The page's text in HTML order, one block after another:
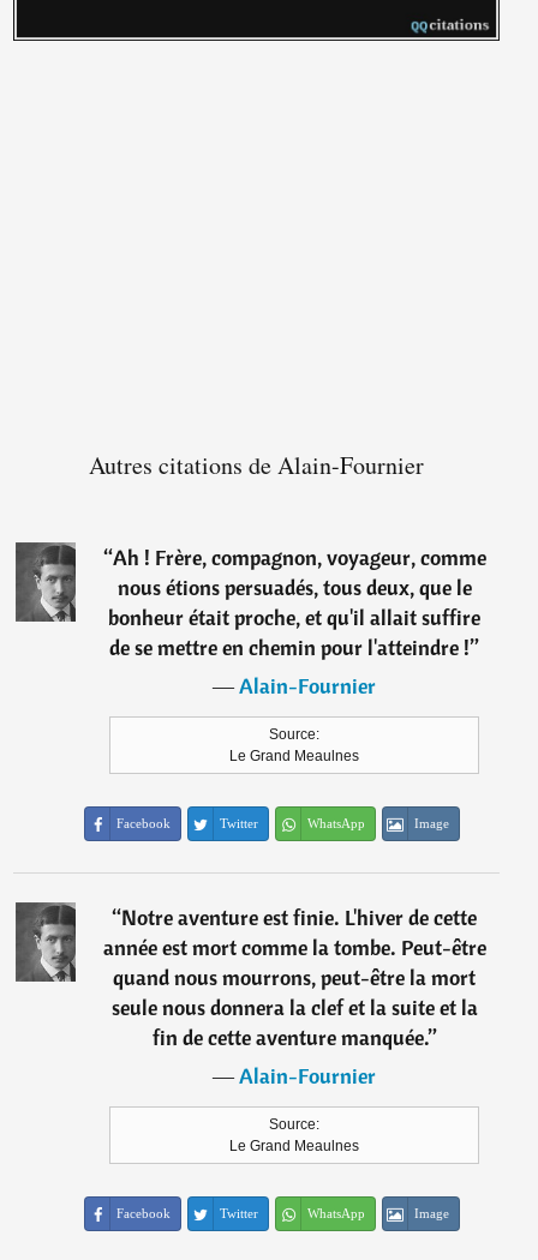
Autres citations de Alain-Fournier
“Ah ! Frère, compagnon, voyageur, comme
nous étions persuadés, tous deux, que le
bonheur était proche, et qu'il allait suffire
de se mettre en chemin pour l'atteindre !”
―Alain-Fournier
Source:
Le Grand Meaulnes
Facebook Twitter WhatsApp Image
“Notre aventure est finie. L'hiver de cette
année est mort comme la tombe. Peut-être
quand nous mourrons, peut-être la mort
seule nous donnera la clef et la suite et la
fin de cette aventure manquée.”
―Alain-Fournier
Source:
Le Grand Meaulnes
Facebook Twitter WhatsApp Image